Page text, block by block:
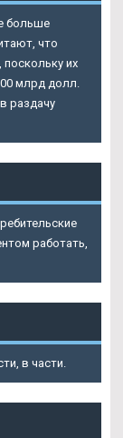
больше
что
их
млрд долл.
раздачу
работать,
в части.